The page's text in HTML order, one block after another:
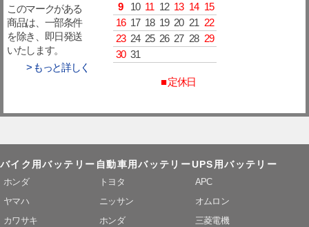
このマークがある
商品は、一部条件
を除き、即日発送
いたします。
> もっと詳しく
9
10 11 12 13 14 15
16 17 18 19 20 21 22
23 24 25 26 27 28 29
30 31
■ 定休日
バイク用バッテリー
ホンダ
ヤマハ
カワサキ
自動車用バッテリー
トヨタ
ニッサン
ホンダ
UPS用バッテリー
APC
オムロン
三菱電機